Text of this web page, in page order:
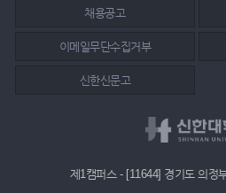
채용공고
이메일무단수집거부
신한신문고
제1캠퍼스 - [11644] 경기도 의정